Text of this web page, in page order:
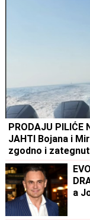
PRODAJU PILIĆE
JAHTI Bojana i
zgodno i
a